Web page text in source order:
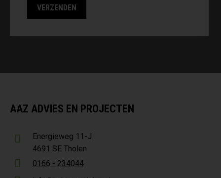
AAZ ADVIES EN PROJECTEN
Energieweg 11-J
4691 SE Tholen
0166 - 234044